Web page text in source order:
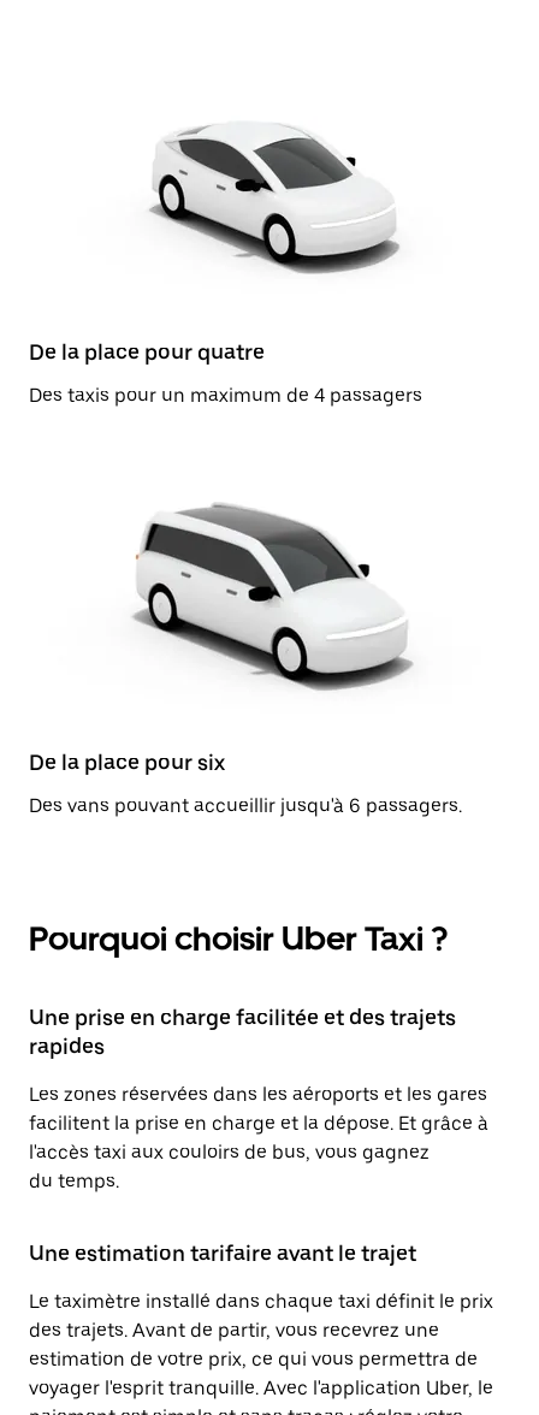
De la place pour quatre
Des taxis pour un maximum de 4 passagers
De la place pour six
Des vans pouvant accueillir jusqu'à 6 passagers.
Pourquoi choisir Uber Taxi ?
Une prise en charge facilitée et des trajets
rapides
Les zones réservées dans les aéroports et les gares
facilitent la prise en charge et la dépose. Et grâce à
l'accès taxi aux couloirs de bus, vous gagnez
du temps.
Une estimation tarifaire avant le trajet
Le taximètre installé dans chaque taxi définit le prix
des trajets. Avant de partir, vous recevrez une
estimation de votre prix, ce qui vous permettra de
voyager l'esprit tranquille. Avec l'application Uber, le